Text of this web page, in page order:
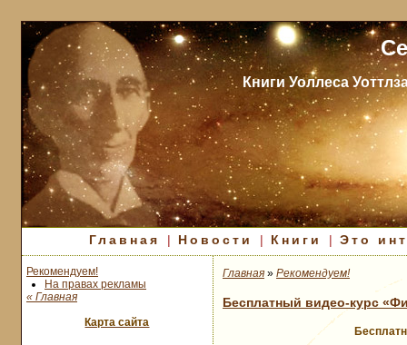
Книги Уоллеса
Главная | Новости | Книги |Это
Рекомендуем!
На правах рекламы
« Главная
Карта сайта
Главная » Рекомендуем!
Бесплатный видео-курс